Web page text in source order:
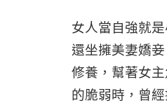
女人當自強就
還坐擁美妻嬌
修養，幫著女
的脆弱時，曾